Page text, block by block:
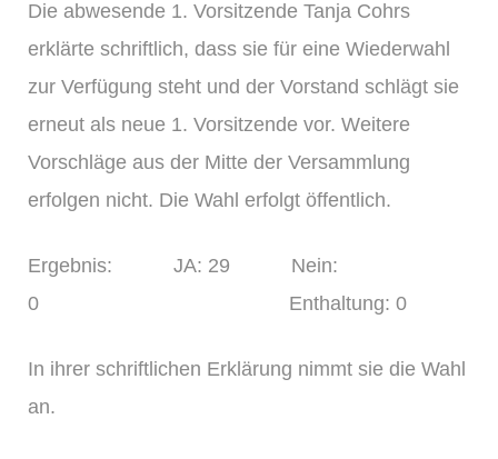
Die abwesende 1. Vorsitzende Tanja Cohrs
erklärte schriftlich, dass sie für eine Wiederwahl
zur Verfügung steht und der Vorstand schlägt sie
erneut als neue 1. Vorsitzende vor. Weitere
Vorschläge aus der Mitte der Versammlung
erfolgen nicht. Die Wahl erfolgt öffentlich.
Ergebnis: JA: 29 Nein:
0 Enthaltung: 0
In ihrer schriftlichen Erklärung nimmt sie die Wahl
an.